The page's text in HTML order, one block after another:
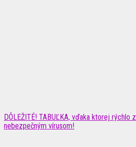
DÔLEŽITÉ! TABUĽKA, vďaka ktorej rýchlo
nebezpečným vírusom!